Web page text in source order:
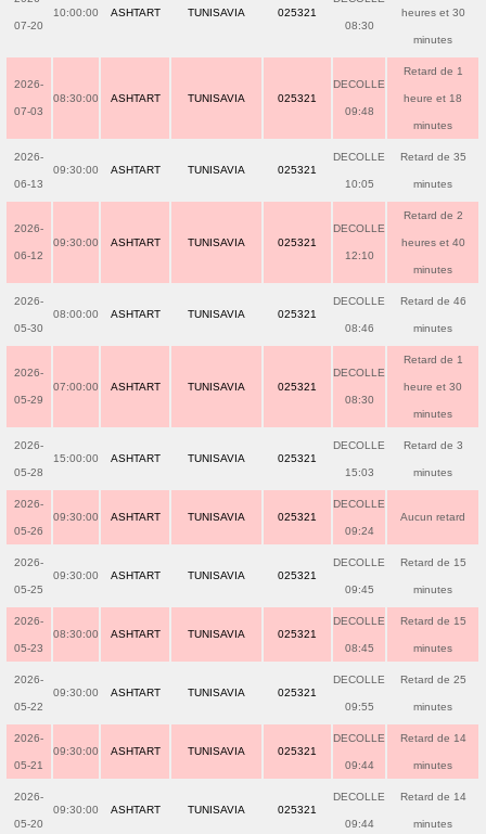
07-20
10:00:00 ASHTART TUNISAVIA 025321
08:30
heures et 30
minutes
2026-
07-03
08:30:00 ASHTART TUNISAVIA 025321
DECOLLE
09:48
Retard de 1
heure et 18
minutes
2026-
06-13
09:30:00 ASHTART TUNISAVIA 025321
DECOLLE
10:05
Retard de 35
minutes
2026-
06-12
09:30:00 ASHTART TUNISAVIA 025321
DECOLLE
12:10
Retard de 2
heures et 40
minutes
2026-
05-30
08:00:00 ASHTART TUNISAVIA 025321
DECOLLE
08:46
Retard de 46
minutes
2026-
05-29
07:00:00 ASHTART TUNISAVIA 025321
DECOLLE
08:30
Retard de 1
heure et 30
minutes
2026-
05-28
15:00:00 ASHTART TUNISAVIA 025321
DECOLLE
15:03
Retard de 3
minutes
2026-
05-26
09:30:00 ASHTART TUNISAVIA 025321
DECOLLE
09:24
Aucun retard
2026-
05-25
09:30:00 ASHTART TUNISAVIA 025321
DECOLLE
09:45
Retard de 15
minutes
2026-
05-23
08:30:00 ASHTART TUNISAVIA 025321
DECOLLE
08:45
Retard de 15
minutes
2026-
05-22
09:30:00 ASHTART TUNISAVIA 025321
DECOLLE
09:55
Retard de 25
minutes
2026-
05-21
09:30:00 ASHTART TUNISAVIA 025321
DECOLLE
09:44
Retard de 14
minutes
2026-
05-20
09:30:00 ASHTART TUNISAVIA 025321
DECOLLE
09:44
Retard de 14
minutes